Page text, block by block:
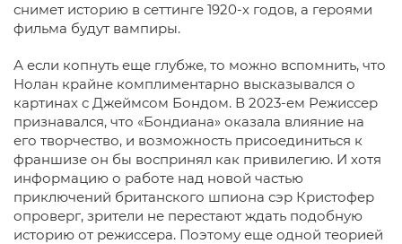
снимет историю в сеттинге 1920-х годов, а героями
фильма будут вампиры.
А если копнуть еще глубже, то можно вспомнить, что
Нолан крайне комплиментарно высказывался о
картинах с Джеймсом Бондом. В 2023-ем Режиссер
признавался, что «Бондиана» оказала влияние на
его творчество, и возможность присоединиться к
франшизе он бы воспринял как привилегию. И хотя
информацию о работе над новой частью
приключений британского шпиона сэр Кристофер
опроверг, зрители не перестают ждать подобную
историю от режиссера. Поэтому еще одной теорией